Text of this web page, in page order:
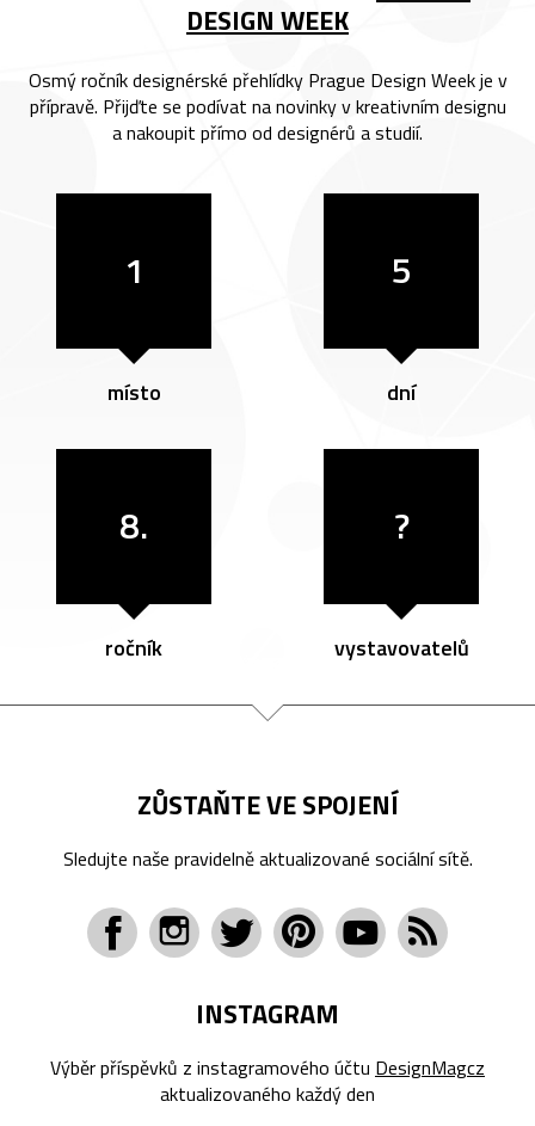
DESIGN WEEK
Osmý ročník designérské přehlídky Prague Design Week je v
přípravě. Přijďte se podívat na novinky v kreativním designu
a nakoupit přímo od designérů a studií.
1
místo
5
dní
8.
ročník
?
vystavovatelů
ZŮSTAŇTE VE SPOJENÍ
Sledujte naše pravidelně aktualizované sociální sítě.
INSTAGRAM
Výběr příspěvků z instagramového účtu DesignMagcz
aktualizovaného každý den